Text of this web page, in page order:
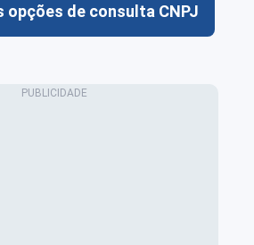
opções de consulta CNPJ